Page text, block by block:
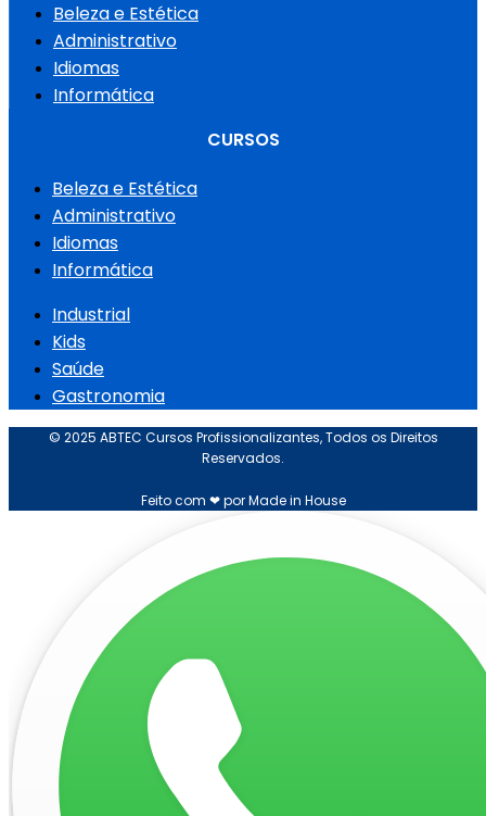
Beleza e Estética
Administrativo
Idiomas
Informática
CURSOS
Beleza e Estética
Administrativo
Idiomas
Informática
Industrial
Kids
Saúde
Gastronomia
© 2025 ABTEC Cursos Profissionalizantes, Todos os Direitos
Reservados.
Feito com ❤ por Made in House